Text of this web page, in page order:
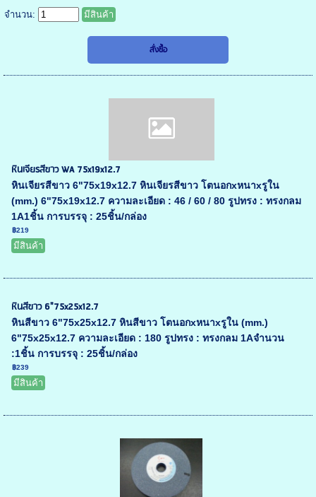
จำนวน: มีสินค้า
หินเจียรสีขาว WA 75x19x12.7
หินเจียรสีขาว 6"75x19x12.7 หินเจียรสีขาว โตนอกxหนาxรูใน
(mm.) 6"75x19x12.7 ความละเอียด : 46 / 60 / 80 รูปทรง : ทรงกลม
1A1ชิ้น การบรรจุ : 25ชิ้น/กล่อง
฿219
มีสินค้า
หินสีขาว 6"75x25x12.7
หินสีขาว 6"75x25x12.7 หินสีขาว โตนอกxหนาxรูใน (mm.)
6"75x25x12.7 ความละเอียด : 180 รูปทรง : ทรงกลม 1Aจำนวน
:1ชิ้น การบรรจุ : 25ชิ้น/กล่อง
฿239
มีสินค้า